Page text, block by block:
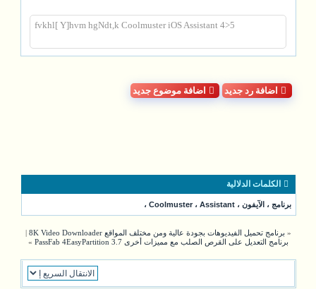
fvkhl[ Y]hvm hgNdt,k Coolmuster iOS Assistant 4>5
اضافة رد جديد اضافة موضوع جديد
الكلمات الدلالية
برنامج ، الآيفون ، Coolmuster، Assistant ،
« برنامج تحميل الفيديوهات بجودة عالية ومن مختلف المواقع 8K Video Downloader
|
برنامج التعديل على القرص الصلب مع مميزات أخرى PassFab 4EasyPartition 3.7
»